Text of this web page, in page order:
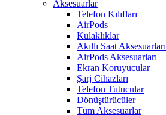
Aksesuarlar
Telefon Kılıfları
AirPods
Kulaklıklar
Akıllı Saat Aksesuarları
AirPods Aksesuarları
Ekran Koruyucular
Şarj Cihazları
Telefon Tutucular
Dönüştürücüler
Tüm Aksesuarlar